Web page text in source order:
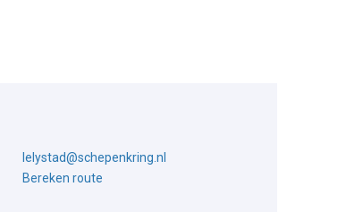
lelystad@schepenkring.nl
Bereken route